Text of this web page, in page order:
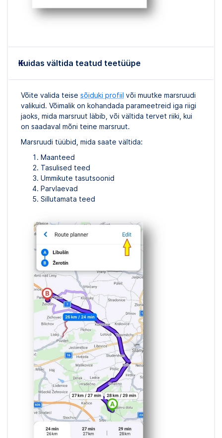
Kuidas vältida teatud teetüüpe
Võite valida teise sõiduki profiil või muutke marsruudi
valikuid. Võimalik on kohandada parameetreid iga riigi
jaoks, mida marsruut läbib, või vältida tervet riiki, kui
on saadaval mõni teine marsruut.
Marsruudi tüübid, mida saate vältida:
Maanteed
Tasulised teed
Ummikute tasutsoonid
Parvlaevad
Sillutamata teed